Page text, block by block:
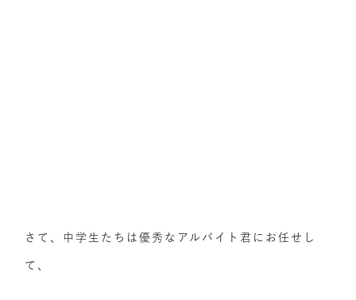
さて、中学生たちは優秀なアルバイト君にお任せし
て、